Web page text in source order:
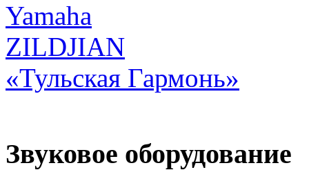
Yamaha
ZILDJIAN
«Тульская Гармонь»
Звуковое оборудование